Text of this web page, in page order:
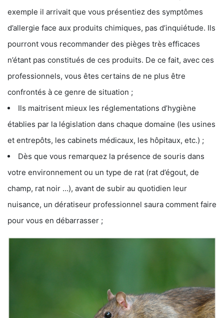
exemple il arrivait que vous présentiez des symptômes
d’allergie face aux produits chimiques, pas d’inquiétude. Ils
pourront vous recommander des pièges très efficaces
n’étant pas constitués de ces produits. De ce fait, avec ces
professionnels, vous êtes certains de ne plus être
confrontés à ce genre de situation ;
Ils maitrisent mieux les réglementations d’hygiène
établies par la législation dans chaque domaine (les usines
et entrepôts, les cabinets médicaux, les hôpitaux, etc.) ;
Dès que vous remarquez la présence de souris dans
votre environnement ou un type de rat (rat d’égout, de
champ, rat noir …), avant de subir au quotidien leur
nuisance, un dératiseur professionnel saura comment faire
pour vous en débarrasser ;